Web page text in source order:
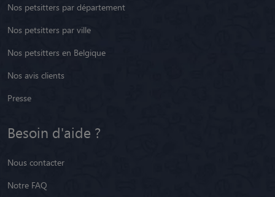
Nos petsitters par département
Nos petsitters par ville
Nos petsitters en Belgique
Nos avis clients
Presse
Besoin d'aide ?
Nous contacter
Notre FAQ